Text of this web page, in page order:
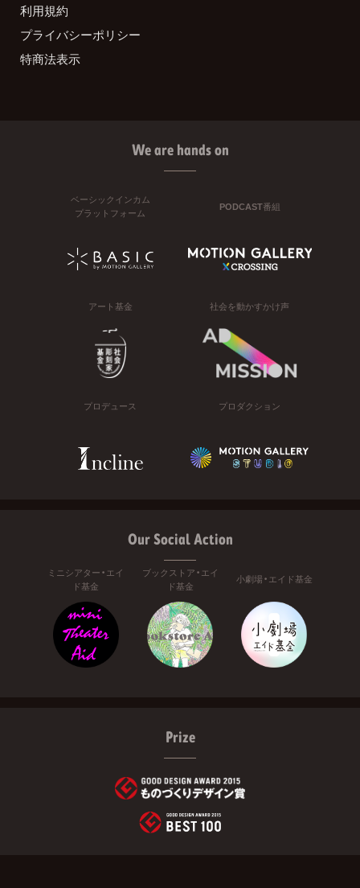
利用規約
プライバシーポリシー
特商法表示
We are hands on
ベーシックインカム
プラットフォーム
PODCAST番組
アート基金 社会を動かすかけ声
プロデュース プロダクション
Our Social Action
ミニシアター・エイ
ド基金
ブックストア・エイ
ド基金
小劇場・エイド基金
Prize